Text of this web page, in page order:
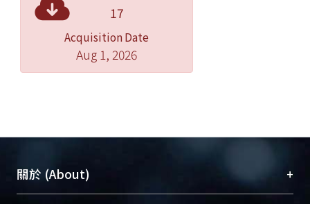
17
Acquisition Date
Aug 1, 2026
關於 (About) +